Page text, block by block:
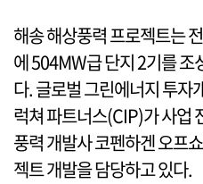
해송 해상풍력 프로젝트는
에 504MW급 단지 2기를 조
다. 글로벌 그린에너지 투자
럭쳐 파트너스(CIP)가 사업
풍력 개발사 코펜하겐 오프
젝트 개발을 담당하고 있다.